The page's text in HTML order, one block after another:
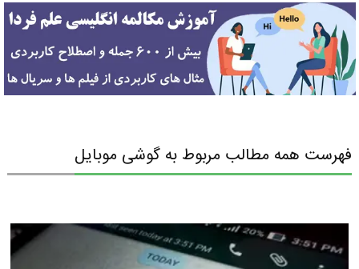
فهرست همه مطالب مربوط به گوشی موبایل